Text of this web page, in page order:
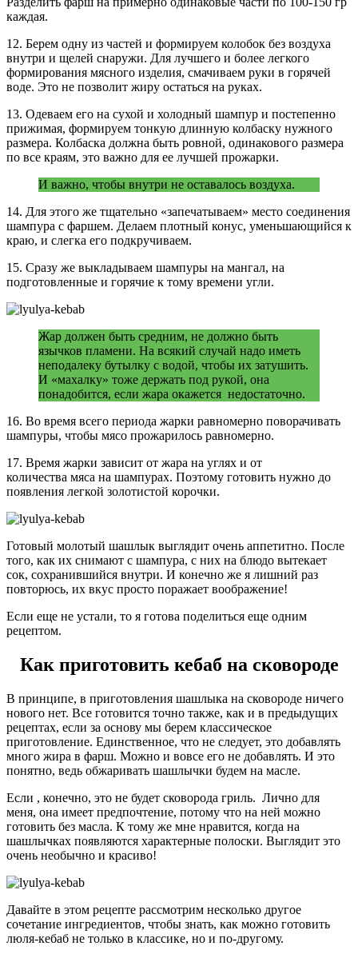
каждая.
12. Берем одну из частей и формируем колобок без воздуха
внутри и щелей снаружи. Для лучшего и более легкого
формирования мясного изделия, смачиваем руки в горячей
воде. Это не позволит жиру остаться на руках.
13. Одеваем его на сухой и холодный шампур и постепенно
прижимая, формируем тонкую длинную колбаску нужного
размера. Колбаска должна быть ровной, одинакового размера
по все краям, это важно для ее лучшей прожарки.
И важно, чтобы внутри не оставалось воздуха.
14. Для этого же тщательно «запечатываем» место соединения
шампура с фаршем. Делаем плотный конус, уменьшающийся к
краю, и слегка его подкручиваем.
15. Сразу же выкладываем шампуры на мангал, на
подготовленные и горячие к тому времени угли.
Жар должен быть средним, не должно быть
язычков пламени. На всякий случай надо иметь
неподалеку бутылку с водой, чтобы их затушить.
И «махалку» тоже держать под рукой, она
понадобится, если жара окажется недостаточно.
16. Во время всего периода жарки равномерно поворачивать
шампуры, чтобы мясо прожарилось равномерно.
17. Время жарки зависит от жара на углях и от
количества мяса на шампурах. Поэтому готовить нужно до
появления легкой золотистой корочки.
Готовый молотый шашлык выглядит очень аппетитно. После
того, как их снимают с шампура, с них на блюдо вытекает
сок, сохранившийся внутри. И конечно же я лишний раз
повторюсь, их вкус просто поражает воображение!
Если еще не устали, то я готова поделиться еще одним
рецептом.
Как приготовить кебаб на сковороде
В принципе, в приготовления шашлыка на сковороде ничего
нового нет. Все готовится точно также, как и в предыдущих
рецептах, если за основу мы берем классическое
приготовление. Единственное, что не следует, это добавлять
много жира в фарш. Можно и вовсе его не добавлять. И это
понятно, ведь обжаривать шашлычки будем на масле.
Если , конечно, это не будет сковорода гриль. Лично для
меня, она имеет предпочтение, потому что на ней можно
готовить без масла. К тому же мне нравится, когда на
шашлычках появляются характерные полоски. Выглядит это
очень необычно и красиво!
Давайте в этом рецепте рассмотрим несколько другое
сочетание ингредиентов, чтобы знать, как можно готовить
люля-кебаб не только в классике, но и по-другому.